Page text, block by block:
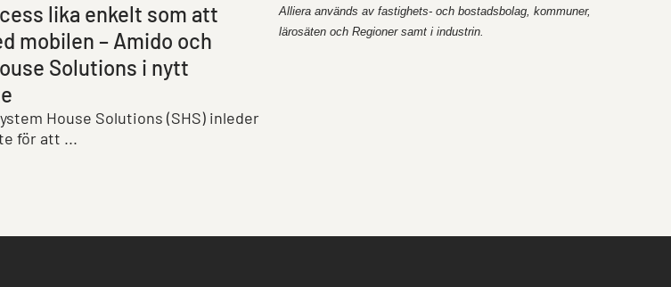
lika enkelt som att
mobilen – Amido och
Solutions i nytt
House Solutions (SHS) inleder
för att ...
Alliera används av fastighets- och bostadsbolag, kommuner,
lärosäten och Regioner samt i industrin.